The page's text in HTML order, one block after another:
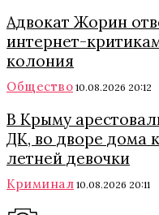
Адвокат Жорин
интернет-
колония
Общество 10.08.2026 20:12
В Крыму
ДК, во дворе дома
летней девочки
Криминал 10.08.2026 20:11